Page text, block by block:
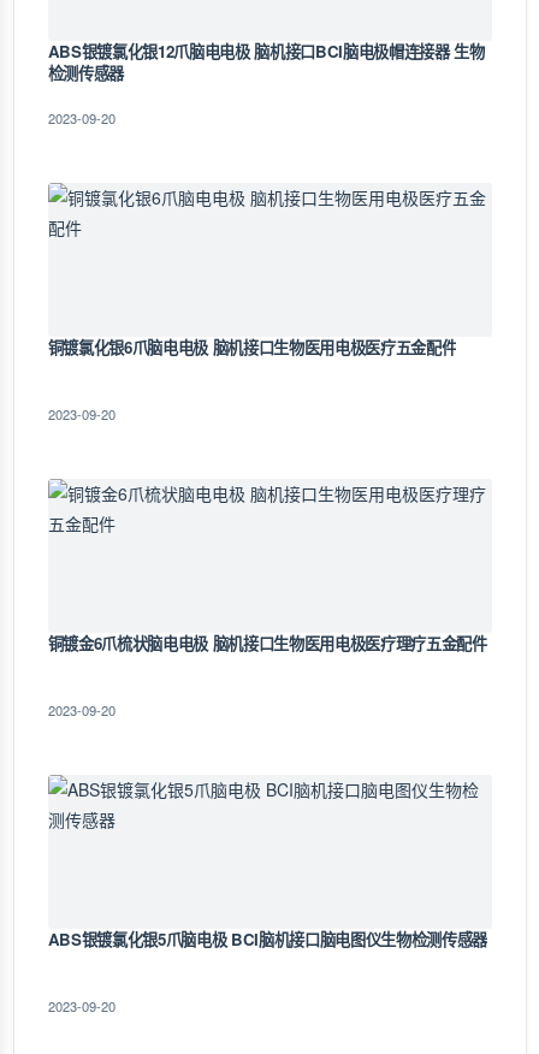
ABS银镀氯化银12爪脑电电极 脑机接口BCI脑电极帽连接器 生物
检测传感器
2023-09-20
铜镀氯化银6爪脑电电极 脑机接口生物医用电极医疗五金配件
2023-09-20
铜镀金6爪梳状脑电电极 脑机接口生物医用电极医疗理疗五金配件
2023-09-20
ABS银镀氯化银5爪脑电极 BCI脑机接口脑电图仪生物检测传感器
2023-09-20